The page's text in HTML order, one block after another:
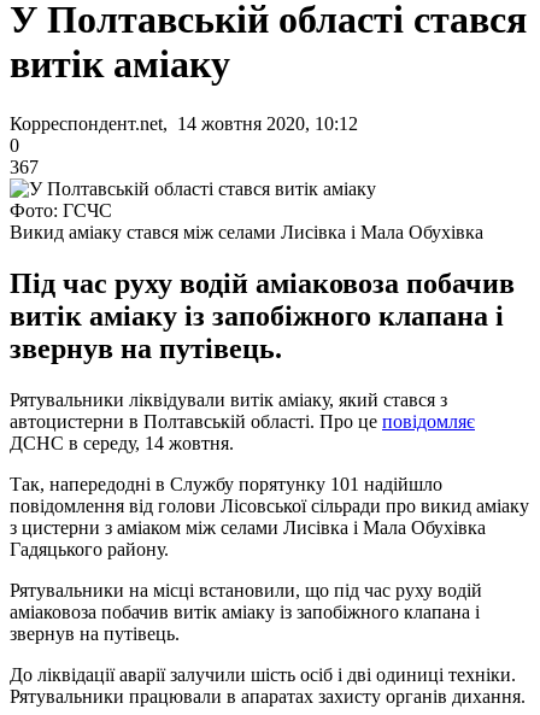
У Полтавській області стався
витік аміаку
Корреспондент.net, 14 жовтня 2020, 10:12
0
367
Фото: ГСЧС
Викид аміаку стався між селами Лисівка і Мала Обухівка
Під час руху водій аміаковоза побачив
витік аміаку із запобіжного клапана і
звернув на путівець.
Рятувальники ліквідували витік аміаку, який стався з
автоцистерни в Полтавській області. Про це повідомляє
ДСНС в середу, 14 жовтня.
Так, напередодні в Службу порятунку 101 надійшло
повідомлення від голови Лісовської сільради про викид аміаку
з цистерни з аміаком між селами Лисівка і Мала Обухівка
Гадяцького району.
Рятувальники на місці встановили, що під час руху водій
аміаковоза побачив витік аміаку із запобіжного клапана і
звернув на путівець.
До ліквідації аварії залучили шість осіб і дві одиниці техніки.
Рятувальники працювали в апаратах захисту органів дихання.